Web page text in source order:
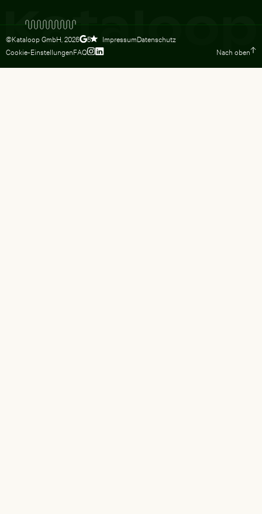
©Kataloop GmbH, 2026 5 ImpressumDatenschutz
Cookie-EinstellungenFAQ Nach oben